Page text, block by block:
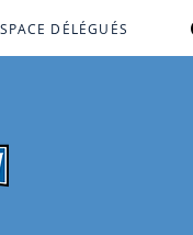
DÉLÉGUÉS